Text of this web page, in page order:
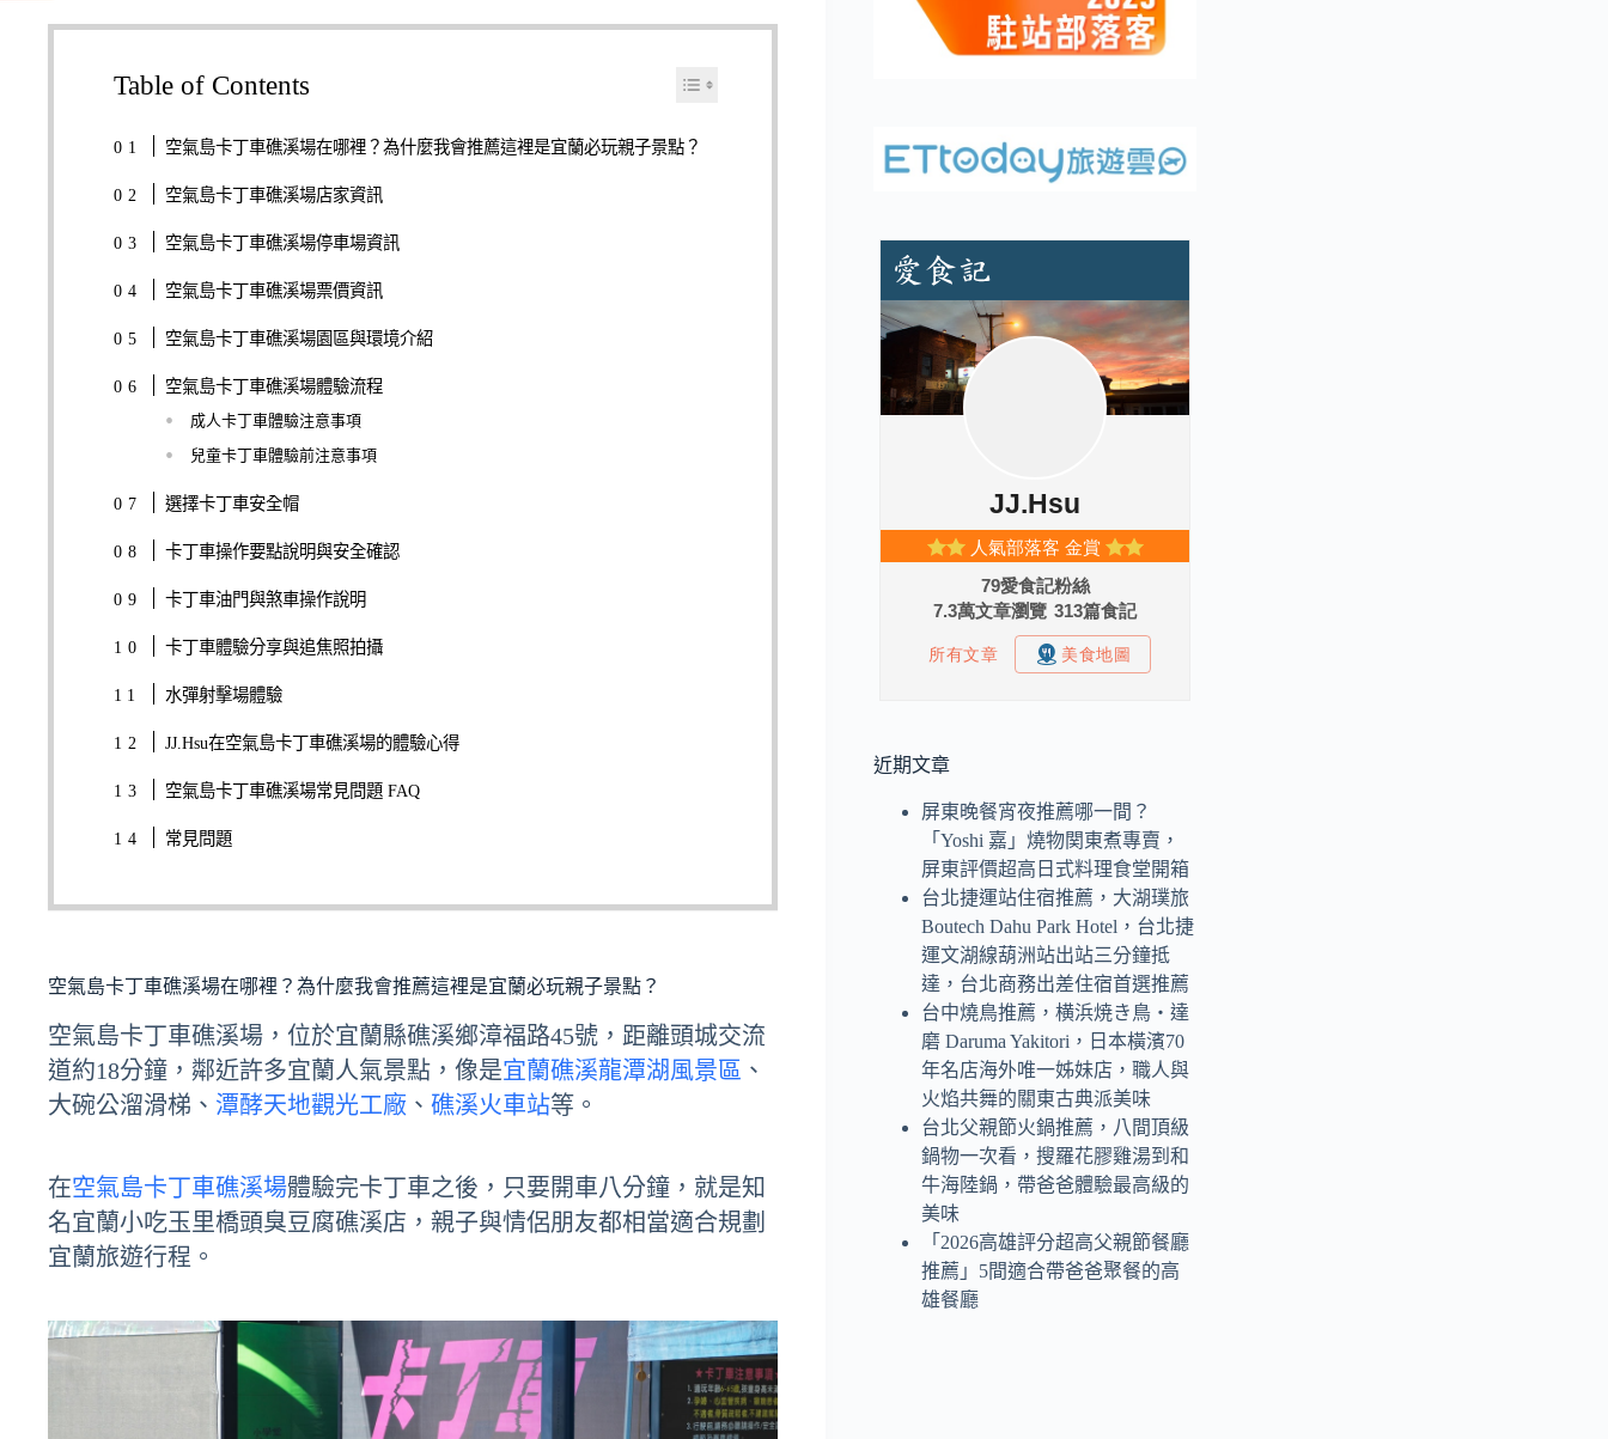
Table of Contents
空氣島卡丁車礁溪場在哪裡？為什麼我會推薦這裡是宜蘭必玩親子景點？
空氣島卡丁車礁溪場店家資訊
空氣島卡丁車礁溪場停車場資訊
空氣島卡丁車礁溪場票價資訊
空氣島卡丁車礁溪場園區與環境介紹
空氣島卡丁車礁溪場體驗流程
成人卡丁車體驗注意事項
兒童卡丁車體驗前注意事項
選擇卡丁車安全帽
卡丁車操作要點說明與安全確認
卡丁車油門與煞車操作說明
卡丁車體驗分享與追焦照拍攝
水彈射擊場體驗
JJ.Hsu在空氣島卡丁車礁溪場的體驗心得
空氣島卡丁車礁溪場常見問題 FAQ
常見問題
空氣島卡丁車礁溪場在哪裡？為什麼我會推薦這裡是宜蘭必玩親子景點？
空氣島卡丁車礁溪場，位於宜蘭縣礁溪鄉漳福路45號，距離頭城交流
道約18分鐘，鄰近許多宜蘭人氣景點，像是宜蘭礁溪龍潭湖風景區 、
大碗公溜滑梯、 潭酵天地觀光工廠 、 礁溪火車站等。
在空氣島卡丁車礁溪場體驗完卡丁車之後，只要開車八分鐘，就是知
名宜蘭小吃玉里橋頭臭豆腐礁溪店，親子與情侶朋友都相當適合規劃
宜蘭旅遊行程。
近期文章
屏東晚餐宵夜推薦哪一間？
「Yoshi 嘉」燒物関東煮專賣，
屏東評價超高日式料理食堂開箱
台北捷運站住宿推薦，大湖璞旅
Boutech Dahu Park Hotel，台北捷
運文湖線葫洲站出站三分鐘抵
達，台北商務出差住宿首選推薦
台中燒鳥推薦，横浜焼き鳥‧達
磨 Daruma Yakitori，日本橫濱70
年名店海外唯一姊妹店，職人與
火焰共舞的關東古典派美味
台北父親節火鍋推薦，八間頂級
鍋物一次看，搜羅花膠雞湯到和
牛海陸鍋，帶爸爸體驗最高級的
美味
「2026高雄評分超高父親節餐廳
推薦」5間適合帶爸爸聚餐的高
雄餐廳